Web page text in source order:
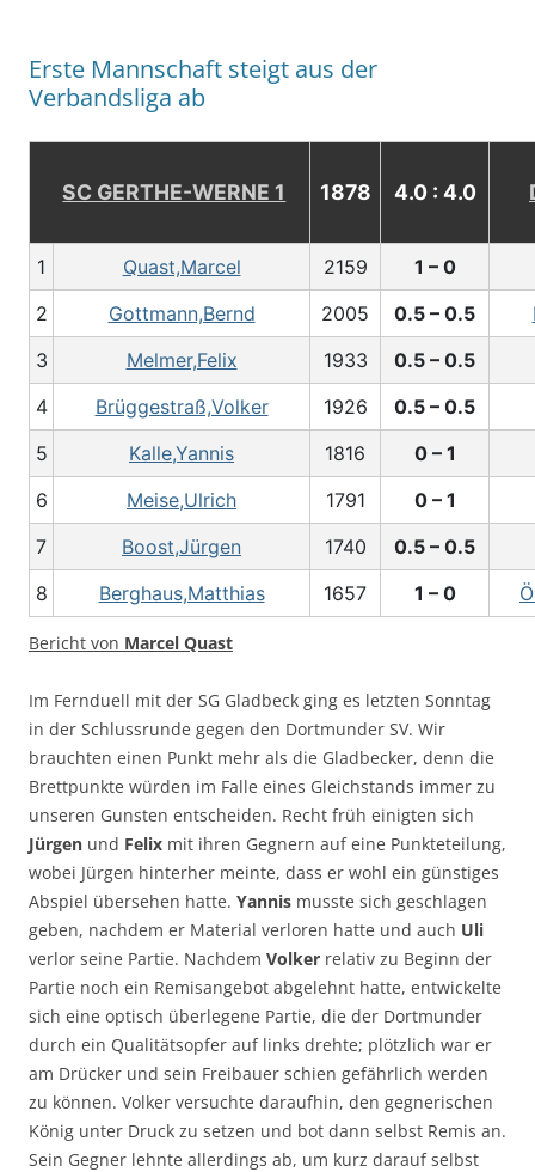
Erste Mannschaft steigt aus der
Verbandsliga ab
SC GERTHE-WERNE 1 1878 4.0 : 4.0
1 Quast,Marcel 2159
1 – 0
2
Gottmann,Bernd 2005 0.5 – 0.5
3
Melmer,Felix 1933
0.5 – 0.5
4
Brüggestraß,Volker 1926
0.5 – 0.5
5
Kalle,Yannis 1816
0 – 1
6
Meise,Ulrich 1791
0 – 1
7
Boost,Jürgen 1740
0.5 – 0.5
8
Berghaus,Matthias 1657 1 – 0
Bericht von Marcel Quast
Im Fernduell mit der SG Gladbeck ging es letzten Sonntag
in der Schlussrunde gegen den Dortmunder SV. Wir
brauchten einen Punkt mehr als die Gladbecker, denn die
Brettpunkte würden im Falle eines Gleichstands immer zu
unseren Gunsten entscheiden. Recht früh einigten sich
Jürgen und Felix mit ihren Gegnern auf eine Punkteteilung,
wobei Jürgen hinterher meinte, dass er wohl ein günstiges
Abspiel übersehen hatte. Yannis musste sich geschlagen
geben, nachdem er Material verloren hatte und auch Uli
verlor seine Partie. Nachdem Volker relativ zu Beginn der
Partie noch ein Remisangebot abgelehnt hatte, entwickelte
sich eine optisch überlegene Partie, die der Dortmunder
durch ein Qualitätsopfer auf links drehte; plötzlich war er
am Drücker und sein Freibauer schien gefährlich werden
zu können. Volker versuchte daraufhin, den gegnerischen
König unter Druck zu setzen und bot dann selbst Remis an.
Sein Gegner lehnte allerdings ab, um kurz darauf selbst